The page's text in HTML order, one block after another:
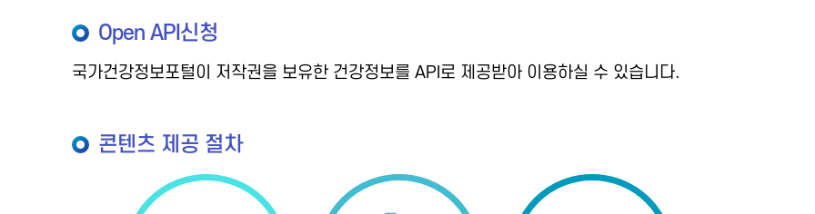
Open API신청
국가건강정보포털이 저작권을 보유한 건강정보를 API로 제공받아 이용하실 수 있습니다.
콘텐츠 제공 절차